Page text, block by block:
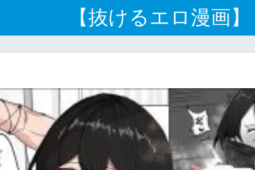
【抜けるエロ漫画】